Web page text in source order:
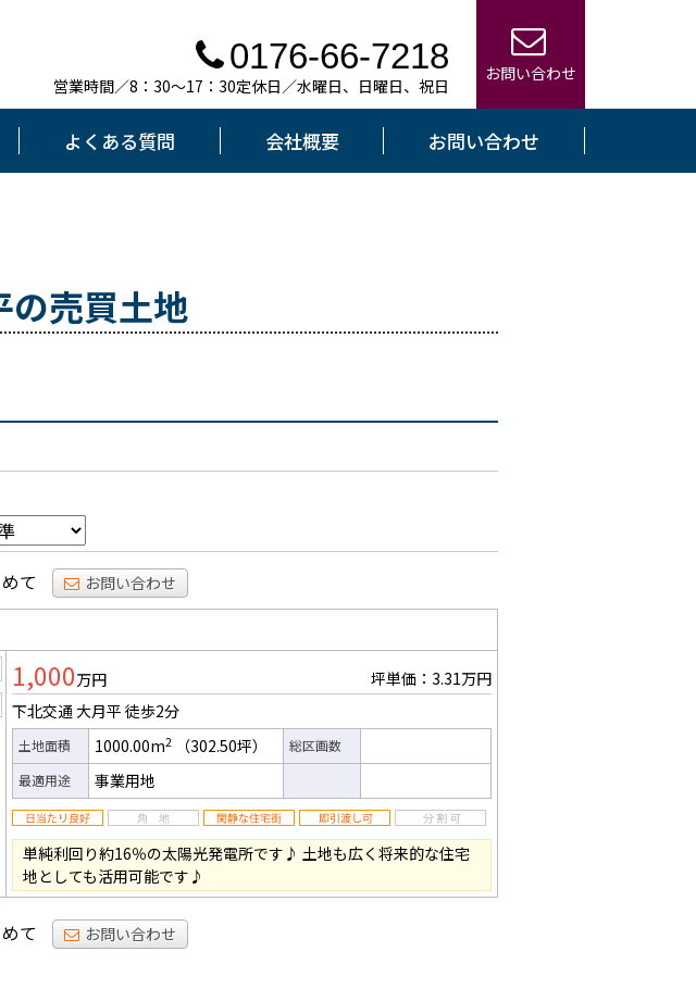
0176-66-7218
営業時間／8：30～17：30定休日／水曜日、日曜日、祝日
お問い合わせ
よくある質問 会社概要 お問い合わせ
の売買土地
て お問い合わせ
1,000万円
坪単価：3.31万円
下北交通 大月平 徒歩2分
土地面積 1000.00m2 （302.50坪）
総区画数
最適用途
事業用地
単純利回り約16％の太陽光発電所です♪ 土地も広く将来的な住宅
地としても活用可能です♪
て お問い合わせ